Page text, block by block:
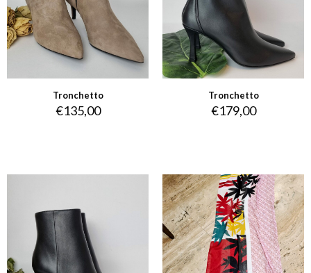
Tronchetto
€135,00
Tronchetto
€179,00